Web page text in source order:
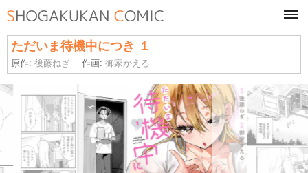
ただいま待機中につき １
原作:後藤ねぎ 作画:御家かえる